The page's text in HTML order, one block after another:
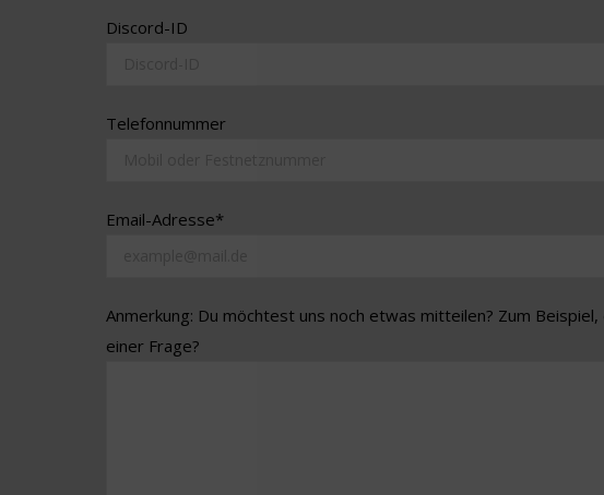
Discord-ID
Telefonnummer
Email-Adresse*
Anmerkung: Du möchtest uns noch etwas mitteilen? Zum
einer Frage?